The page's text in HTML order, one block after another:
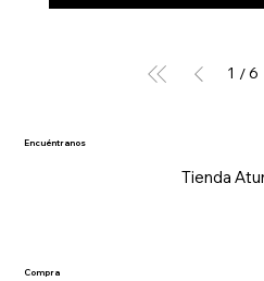
1 /6
Encuéntranos
Tienda
Compra